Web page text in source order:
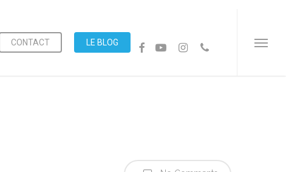
CONTACT LE BLOG FACEBOOKYOUTUBEINSTAGRAM
PHONE Menu